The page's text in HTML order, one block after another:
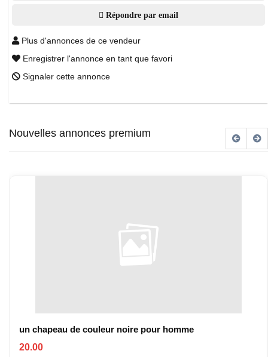
Répondre par email
Plus d'annonces de ce vendeur
Enregistrer l'annonce en tant que favori
Signaler cette annonce
Nouvelles annonces premium
un chapeau de couleur noire pour homme
20.00